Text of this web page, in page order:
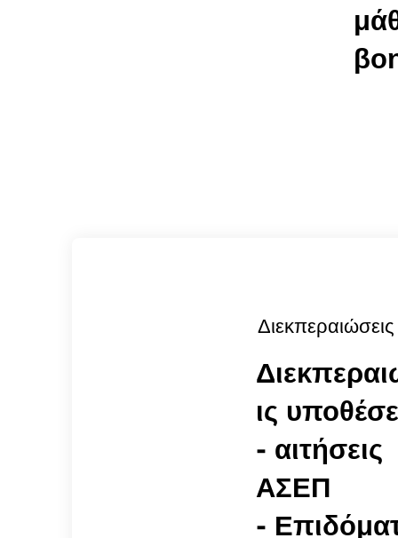
Διεκπεραιώσεις
ις
- αιτήσεις
ΑΣΕΠ
-